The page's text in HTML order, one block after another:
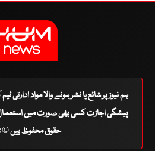
ہم نیوز پر شائع یا نشر ہونے والا مواد
پیشگی اجازت کسی بھی صورت میں استعمال
حقوق محفوظ ہیں © 2026